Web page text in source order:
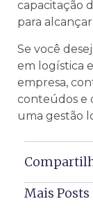
capacitação
para
Se você
em logística
empresa,
conteúdos e
uma gestão
Mais Posts